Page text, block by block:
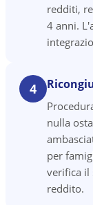
redditi,
4 anni.
4
nulla
per
verifica il
reddito.